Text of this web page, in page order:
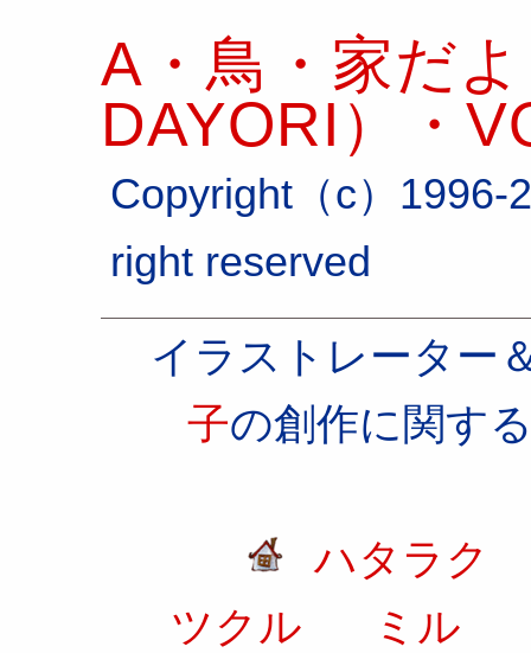
A・鳥・家だ
DAYORI）・
Copyright（c）
right reserved
イラストレーター
子の創作に関す
ハタラク
ツクル
ミル